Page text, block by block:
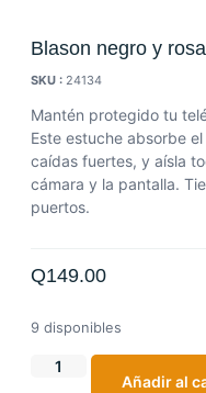
Blason negro y
SKU : 24134
Mantén protegido tu
Este estuche absorbe
caídas fuertes, y aísla
cámara y la pantalla.
puertos.
Q149.00
9 disponibles
Añadir al